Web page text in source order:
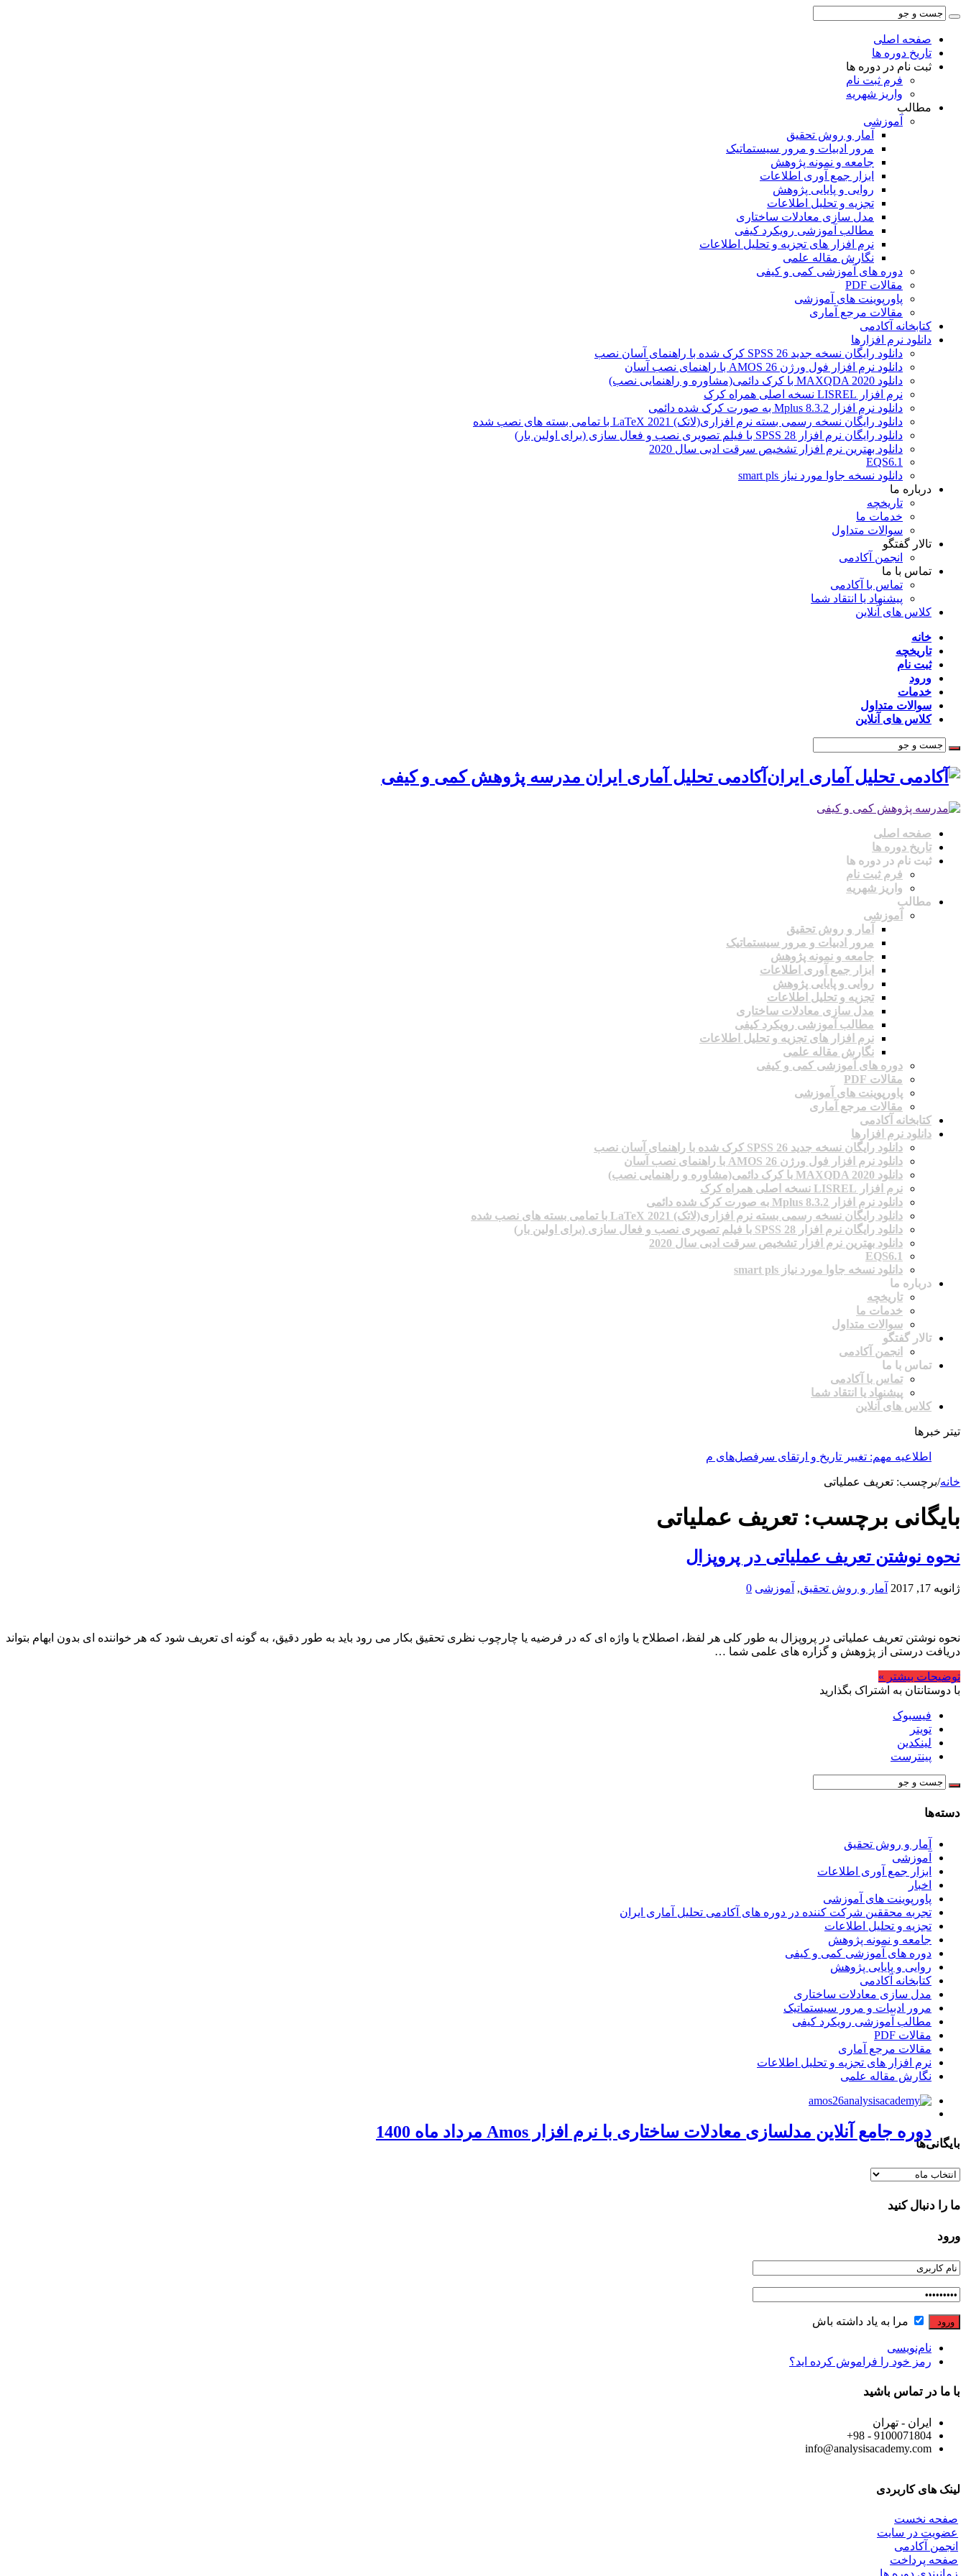
صفحه اصلی
تاریخ دوره ها
ثبت نام در دوره ها
فرم ثبت نام
واریز شهریه
مطالب
آموزشی
آمار و روش تحقیق
مرور ادبیات و مرور سیستماتیک
جامعه و نمونه پژوهش
ابزار جمع آوری اطلاعات
روایی و پایایی پژوهش
تجزیه و تحلیل اطلاعات
مدل سازی معادلات ساختاری
مطالب آموزشی رویکرد کیفی
نرم افزار های تجزیه و تحلیل اطلاعات
نگارش مقاله علمی
دوره های آموزشی کمی و کیفی
مقالات PDF
پاورپوینت های آموزشی
مقالات مرجع آماری
کتابخانه آکادمی
دانلود نرم افزارها
دانلود رایگان نسخه جدید SPSS 26 کرک شده با راهنمای آسان نصب
دانلود نرم افزار فول ورژن AMOS 26 با راهنمای نصب آسان
دانلود MAXQDA 2020 با کرک دائمی(مشاوره و راهنمایی نصب)
نرم افزار LISREL نسخه اصلی همراه کرک
دانلود نرم افزار Mplus 8.3.2 به صورت کرک شده دائمی
دانلود رایگان نسخه رسمی بسته نرم افزاری(لاتک) 2021 LaTeX با تمامی بسته های نصب شده
دانلود رایگان نرم افزار SPSS 28 با فیلم تصویری نصب و فعال سازی (برای اولین بار)
دانلود بهترین نرم افزار تشخیص سرقت ادبی سال 2020
EQS6.1
دانلود نسخه جاوا مورد نیاز smart pls
درباره ما
تاریخچه
خدمات ما
سوالات متداول
تالار گفتگو
انجمن آکادمی
تماس با ما
تماس با آکادمی
پیشنهاد یا انتقاد شما
کلاس های آنلاین
خانه
تاریخچه
ثبت نام
ورود
خدمات
سوالات متداول
کلاس های آنلاین
آکادمی تحلیل آماری ایران مدرسه پژوهش کمی و کیفی
صفحه اصلی
تاریخ دوره ها
ثبت نام در دوره ها
فرم ثبت نام
واریز شهریه
مطالب
آموزشی
آمار و روش تحقیق
مرور ادبیات و مرور سیستماتیک
جامعه و نمونه پژوهش
ابزار جمع آوری اطلاعات
روایی و پایایی پژوهش
تجزیه و تحلیل اطلاعات
مدل سازی معادلات ساختاری
مطالب آموزشی رویکرد کیفی
نرم افزار های تجزیه و تحلیل اطلاعات
نگارش مقاله علمی
دوره های آموزشی کمی و کیفی
مقالات PDF
پاورپوینت های آموزشی
مقالات مرجع آماری
کتابخانه آکادمی
دانلود نرم افزارها
دانلود رایگان نسخه جدید SPSS 26 کرک شده با راهنمای آسان نصب
دانلود نرم افزار فول ورژن AMOS 26 با راهنمای نصب آسان
دانلود MAXQDA 2020 با کرک دائمی(مشاوره و راهنمایی نصب)
نرم افزار LISREL نسخه اصلی همراه کرک
دانلود نرم افزار Mplus 8.3.2 به صورت کرک شده دائمی
دانلود رایگان نسخه رسمی بسته نرم افزاری(لاتک) 2021 LaTeX با تمامی بسته های نصب شده
دانلود رایگان نرم افزار SPSS 28 با فیلم تصویری نصب و فعال سازی (برای اولین بار)
دانلود بهترین نرم افزار تشخیص سرقت ادبی سال 2020
EQS6.1
دانلود نسخه جاوا مورد نیاز smart pls
درباره ما
تاریخچه
خدمات ما
سوالات متداول
تالار گفتگو
انجمن آکادمی
تماس با ما
تماس با آکادمی
پیشنهاد یا انتقاد شما
کلاس های آنلاین
تیتر خبرها
اطلاعیه مهم: تغییر تاریخ و ارتقای سرفصل‌های مسترکلاس مقال
خانه/برچسب: تعریف عملیاتی
بایگانی برچسب:تعریف عملیاتی
نحوه نوشتن تعریف عملیاتی در پروپزال
ژانویه 17, 2017 آمار و روش تحقیق, آموزشی 0
نحوه نوشتن تعریف عملیاتی در پروپزال به طور کلی هر لفظ، اصطلاح یا واژه ای که در فرضیه یا چارچوب نظری تحقیق بکار می رود باید به طور دقیق، به گونه ای تعریف شود که هر خواننده ای بدون ابهام بتواند
دریافت درستی از پژوهش و گزاره های علمی شما …
توضیحات بیشتر »
با دوستانتان به اشتراک بگذارید
فیسبوک
تویتر
لینکدین
پینترست
دسته‌ها
آمار و روش تحقیق
آموزشی
ابزار جمع آوری اطلاعات
اخبار
پاورپوینت های آموزشی
تجربه محققین شرکت کننده در دوره های آکادمی تحلیل آماری ایران
تجزیه و تحلیل اطلاعات
جامعه و نمونه پژوهش
دوره های آموزشی کمی و کیفی
روایی و پایایی پژوهش
کتابخانه آکادمی
مدل سازی معادلات ساختاری
مرور ادبیات و مرور سیستماتیک
مطالب آموزشی رویکرد کیفی
مقالات PDF
مقالات مرجع آماری
نرم افزار های تجزیه و تحلیل اطلاعات
نگارش مقاله علمی
دوره جامع آنلاین مدلسازی معادلات ساختاری با نرم افزار Amos مرداد ماه 1400
تجربه دکتر مهسا اسدالله از آکادمی تحلیل آماری ایران
تجربه پیمان سیدی از آکادمی تحلیل آماری ایران
تجربه دکتر زهرا عطف از آکادمی تحلیل آماری ایران
تجربه دکتر خزایی از آکادمی تحلیل آماری ایران
بایگانی‌ها
بایگانی‌ها
ما را دنبال کنید
ورود
مرا به یاد داشته باش
نام‌نویسی
رمز خود را فراموش کرده اید؟
با ما در تماس باشید
ایران - تهران
9100071804 - 98+
info@analysisacademy.com
لینک های کاربردی
صفحه نخست
عضویت در سایت
انجمن آکادمی
صفحه پرداخت
زمانبندی دوره ها